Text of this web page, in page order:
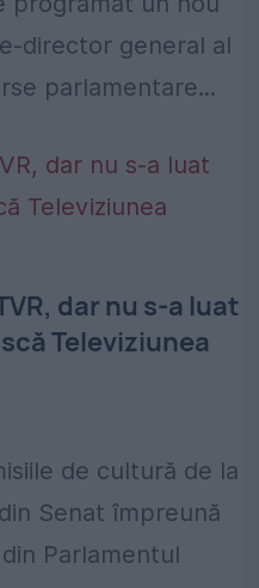
director general al
parlamentare...
dar nu s-a luat
Televiziunea
de cultură de la
Senat împreună
Parlamentul